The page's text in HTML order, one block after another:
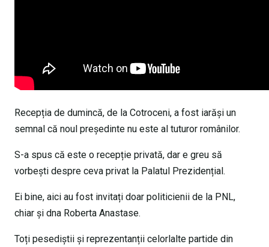
Recepția de dumincă, de la Cotroceni, a fost iarăși un
semnal că noul președinte nu este al tuturor românilor.
S-a spus că este o recepție privată, dar e greu să
vorbești despre ceva privat la Palatul Prezidențial.
Ei bine, aici au fost invitați doar politicienii de la PNL,
chiar și dna Roberta Anastase.
Toți pesediștii și reprezentanții celorlalte partide din